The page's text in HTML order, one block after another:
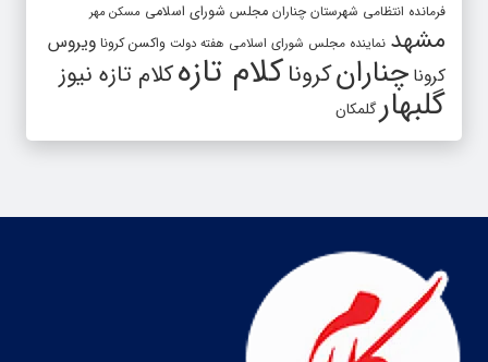
فرمانده انتظامی شهرستان چناران مجلس شورای اسلامی مسکن مهر
مشهد نماینده مجلس شورای اسلامی هفته دولت واکسن کرونا ویروس
کرونا چنارانکروناکلام تازهکلام تازه نیوز
گلبهارگلمکان